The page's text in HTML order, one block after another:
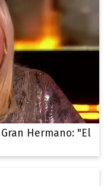
Hermano: "El